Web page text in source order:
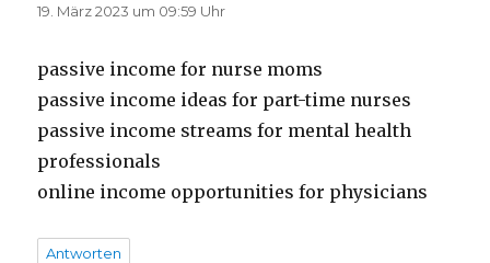
19. März 2023 um 09:59 Uhr
passive income for nurse moms
passive income ideas for part-time nurses
passive income streams for mental health
professionals
online income opportunities for physicians
Antworten